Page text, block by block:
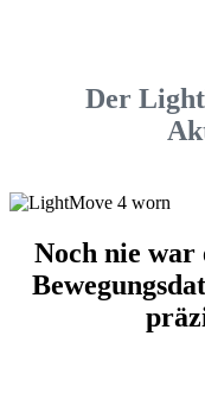
Der
Noch nie war